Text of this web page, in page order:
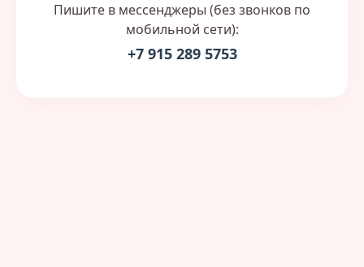
Пишите в мессенджеры (без звонков по
мобильной сети):
+7 915 289 5753